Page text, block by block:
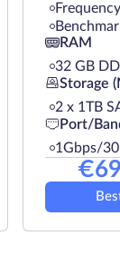
RAM
32 GB
Storage
2 х 1TB
Port/
1Gbps/
€69